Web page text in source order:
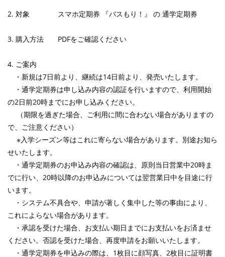
2. 対象 スマホ定期券 『バスもり！』 の 通学定期券
3. 購入方法 PDFをご確認ください
4. ご案内
・ 新規は7日前より、継続は14日前より 、発売いたします。
・通学定期券は申し込み内容の認証を行いますので、 利用開始
の2日前20時までにお申し込みください。
（期限を過ぎた場合、ご利用に間に合わない場合がありますの
で、ご注意ください）
※入学シーズン等はこれに寄らない場合があります。別途お知ら
せいたします。
・通学定期券のお申込み内容の確認は、原則当日営業中20時ま
でに行い、20時以降のお申込みについては翌営業日中を目途に行
います。
・システム不具合や、申請が著しく集中した等の事由により、
これによらない場合があります。
・承認を受けた場合、お支払い期日までにお支払いをお済ませ
ください。否認を受けた場合、再度申請をお願いいたします。
・通学定期券を申込みの際は、 1枚目に顔写真、2枚目に証明書